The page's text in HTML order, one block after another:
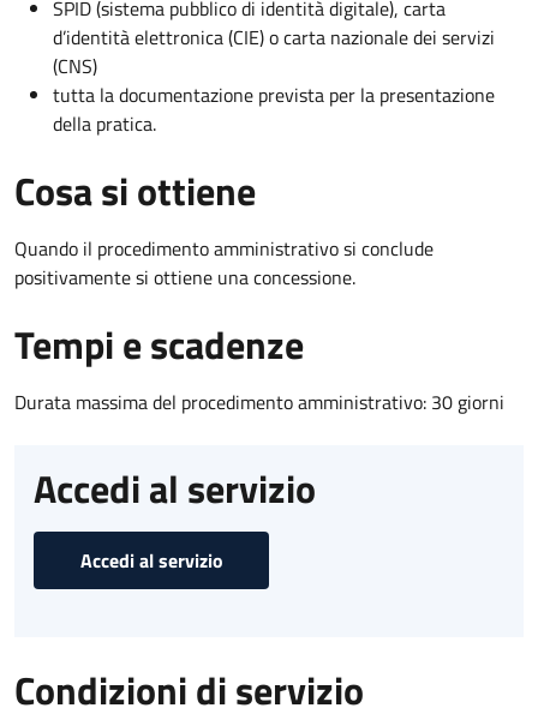
SPID (sistema pubblico di identità digitale), carta
d’identità elettronica (CIE) o carta nazionale dei servizi
(CNS)
tutta la documentazione prevista per la presentazione
della pratica.
Cosa si ottiene
Quando il procedimento amministrativo si conclude
positivamente si ottiene una concessione.
Tempi e scadenze
Durata massima del procedimento amministrativo: 30 giorni
Accedi al servizio
Accedi al servizio
Condizioni di servizio